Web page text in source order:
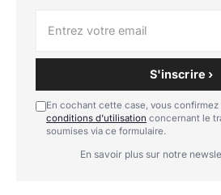
S'inscrire ›
En cochant cette case, vous
conditions d'utilisation concernant le
soumises via ce formulaire.
En savoir plus sur notre